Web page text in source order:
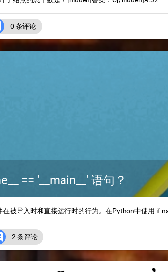
0 条评论
== '__main__' 语句？
被导入时和直接运行时的行为。在Python中使用 if
2 条评论